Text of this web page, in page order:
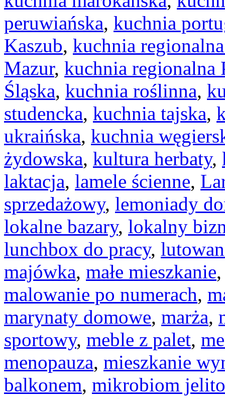
peruwiańska, kuchnia
Kaszub, kuchnia
Mazur, kuchnia regionalna
Śląska, kuchnia roślinna,
studencka, kuchnia tajska,
ukraińska, kuchnia
żydowska, kultura herbaty,
laktacja, lamele ścienne,
sprzedażowy, lemoniady
lokalne bazary, lokalny
lunchbox do pracy,
majówka, małe mieszkanie
malowanie po numerach,
marynaty domowe, marża,
sportowy, meble z palet,
menopauza, mieszkanie
balkonem, mikrobiom